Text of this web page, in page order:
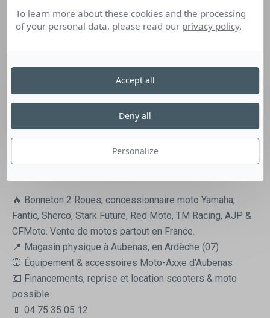
Motos à disposition entre midi et deux
6,5 jours de récupération en + des 5 semaines de congés
Autres avantages à découvrir en entretien
Pourquoi nous rejoindre ??
Parce que ici, tu ne vas pas t’ennuyer. Tu vas apprendre,
🔥 Bonneton 2 Roues, concessionnaire moto Yamaha,
Fantic, Sherco, Stark Future, Red Moto, TM Racing, AJP &
CFMoto. Vente de motos partout en France.
📍 Magasin physique à Aubenas, en Ardèche (07)
🧥 Équipement & accessoires Moto-Axxe d’Aubenas
💶 Financements, reprise et location scooters & moto
possible
📱 04 75 35 05 12
To learn more about these cookies and the processing
of your personal data, please read our privacy policy.
Personalize
Deny all
Accept all